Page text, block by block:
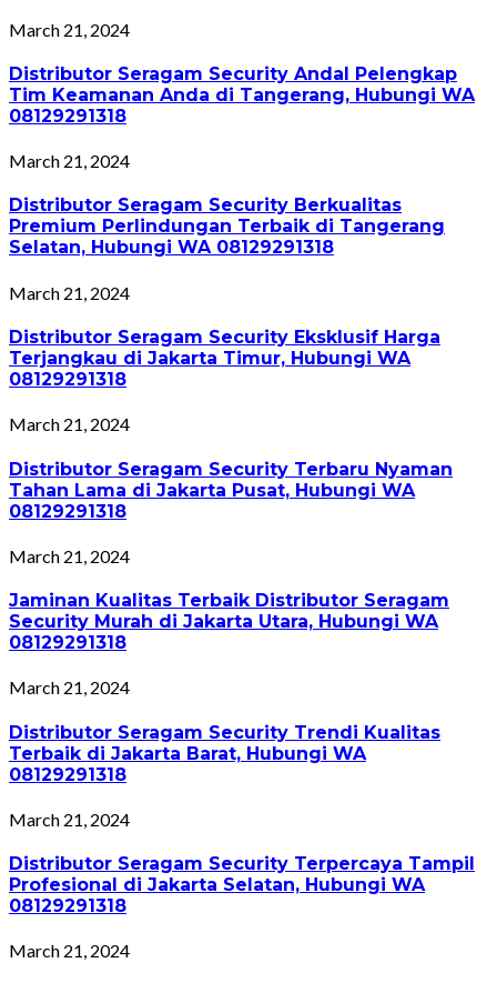
March 21, 2024
Distributor Seragam Security Andal Pelengkap
Tim Keamanan Anda di Tangerang, Hubungi WA
08129291318
March 21, 2024
Distributor Seragam Security Berkualitas
Premium Perlindungan Terbaik di Tangerang
Selatan, Hubungi WA 08129291318
March 21, 2024
Distributor Seragam Security Eksklusif Harga
Terjangkau di Jakarta Timur, Hubungi WA
08129291318
March 21, 2024
Distributor Seragam Security Terbaru Nyaman
Tahan Lama di Jakarta Pusat, Hubungi WA
08129291318
March 21, 2024
Jaminan Kualitas Terbaik Distributor Seragam
Security Murah di Jakarta Utara, Hubungi WA
08129291318
March 21, 2024
Distributor Seragam Security Trendi Kualitas
Terbaik di Jakarta Barat, Hubungi WA
08129291318
March 21, 2024
Distributor Seragam Security Terpercaya Tampil
Profesional di Jakarta Selatan, Hubungi WA
08129291318
March 21, 2024